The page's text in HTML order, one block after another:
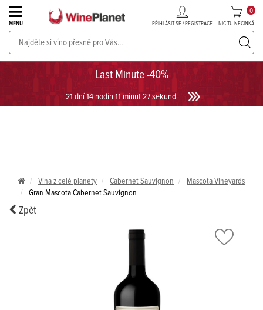
Last Minute -40%
21 dní 14 hodin 11 minut 27 sekund
MENU PŘIHLÁSIT SE / REGISTRACE NIC TU NECINKÁ
0
PROSECCO v akci až do -30%!UKÁZAT PROSECCO
Vína z celé planety Cabernet Sauvignon
Mascota Vineyards
Gran Mascota Cabernet Sauvignon
Zpět